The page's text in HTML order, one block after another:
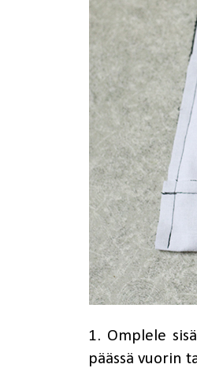
1. Omplele
päässä vuorin